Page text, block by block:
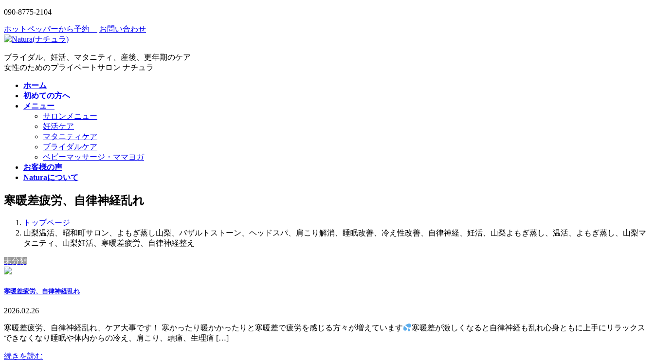
コ
テ
ン
ツ
へ
ス
ナ
ゲ
ー
シ
ョ
ン
090-8775-2104
ホットペッパーから予約 お問い合わせ
ブライダル、妊活、マタニティ、産後、更年期のケア
女性のためのプライベートサロン ナチュラ
ホーム
初めての方へ
メニュー
サロンメニュー
妊活ケア
マタニティケア
ブライダルケア
ベビーマッサージ・ママヨガ
お客様の声
Naturaについて
寒暖差疲労、自律神経乱れ
トップページ
山梨温活、昭和町サロン、よもぎ蒸し山梨、バザルトストーン、ヘッドスパ、肩こり解消、睡眠改善、冷え性改善、自律神経、妊活、山梨よもぎ蒸し、温活、よもぎ蒸し、山梨マ
タニティ、山梨妊活、寒暖差疲労、自律神経整え
未分類
寒暖差疲労、自律神経乱れ
2026.02.26
寒暖差疲労、自律神経乱れ、ケア大事です！ 寒かったり暖かかったりと寒暖差で疲労を感じる方々が増えています
寒暖差が激しくなると自律神経も乱れ心身ともに上手にリラックス
できなくなり睡眠や体内からの冷え、肩こり、頭痛、生理痛 […]
続きを読む